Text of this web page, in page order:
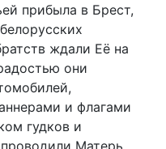
прибыла в Брест,
ждали Её на
они
и флагами
гудков и
Матерь